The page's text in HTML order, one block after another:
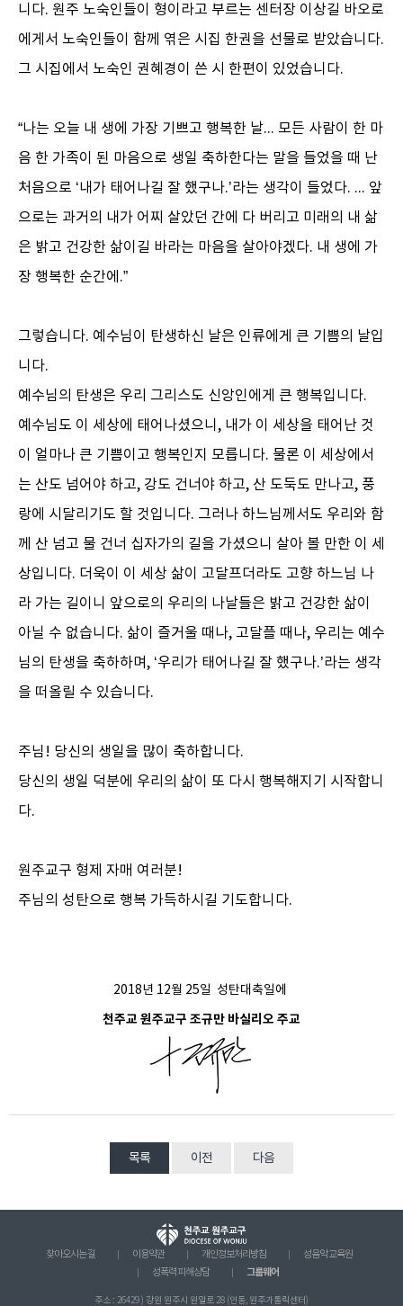
니다. 원주 노숙인들이 형이라고 부르는 센터장 이상길 바오로
에게서 노숙인들이 함께 엮은 시집 한권을 선물로 받았습니다.
그 시집에서 노숙인 권혜경이 쓴 시 한편이 있었습니다.
“나는 오늘 내 생에 가장 기쁘고 행복한 날... 모든 사람이 한 마
음 한 가족이 된 마음으로 생일 축하한다는 말을 들었을 때 난
처음으로 ‘내가 태어나길 잘 했구나.’라는 생각이 들었다. ... 앞
으로는 과거의 내가 어찌 살았던 간에 다 버리고 미래의 내 삶
은 밝고 건강한 삶이길 바라는 마음을 살아야겠다. 내 생에 가
장 행복한 순간에.”
그렇습니다. 예수님이 탄생하신 날은 인류에게 큰 기쁨의 날입
니다.
예수님의 탄생은 우리 그리스도 신앙인에게 큰 행복입니다.
예수님도 이 세상에 태어나셨으니, 내가 이 세상을 태어난 것
이 얼마나 큰 기쁨이고 행복인지 모릅니다. 물론 이 세상에서
는 산도 넘어야 하고, 강도 건너야 하고, 산 도둑도 만나고, 풍
랑에 시달리기도 할 것입니다. 그러나 하느님께서도 우리와 함
께 산 넘고 물 건너 십자가의 길을 가셨으니 살아 볼 만한 이 세
상입니다. 더욱이 이 세상 삶이 고달프더라도 고향 하느님 나
라 가는 길이니 앞으로의 우리의 나날들은 밝고 건강한 삶이
아닐 수 없습니다. 삶이 즐거울 때나, 고달플 때나, 우리는 예수
님의 탄생을 축하하며, ‘우리가 태어나길 잘 했구나.’라는 생각
을 떠올릴 수 있습니다.
주님! 당신의 생일을 많이 축하합니다.
당신의 생일 덕분에 우리의 삶이 또 다시 행복해지기 시작합니
다.
원주교구 형제 자매 여러분!
주님의 성탄으로 행복 가득하시길 기도합니다.
2018년 12월 25일 성탄대축일에
천주교 원주교구 조규만 바실리오 주교
목록 이전 다음
찾아오시는 길 이용약관 개인정보처리방침
성음악 교육원
성폭력 피해상담
그룹웨어
주소 : 26429 ) 강원 원주시 원일로 28 (인동, 원주가톨릭센터)